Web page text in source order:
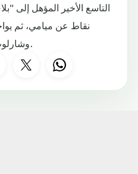
نقاط عن ميامي، ثم
وشارلوت مرتين في باقي المباريات.